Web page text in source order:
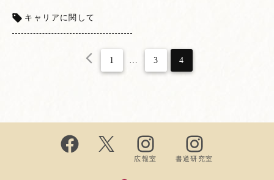
キャリアに関して
1 … 3 4
広報室 書道研究室